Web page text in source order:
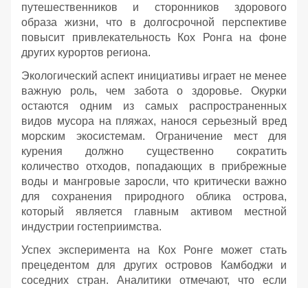
путешественников и сторонников здорового
образа жизни, что в долгосрочной перспективе
повысит привлекательность Кох Ронга на фоне
других курортов региона.
Экологический аспект инициативы играет не менее
важную роль, чем забота о здоровье. Окурки
остаются одним из самых распространенных
видов мусора на пляжах, нанося серьезный вред
морским экосистемам. Ограничение мест для
курения должно существенно сократить
количество отходов, попадающих в прибрежные
воды и мангровые заросли, что критически важно
для сохранения природного облика острова,
который является главным активом местной
индустрии гостеприимства.
Успех эксперимента на Кох Ронге может стать
прецедентом для других островов Камбоджи и
соседних стран. Аналитики отмечают, что если